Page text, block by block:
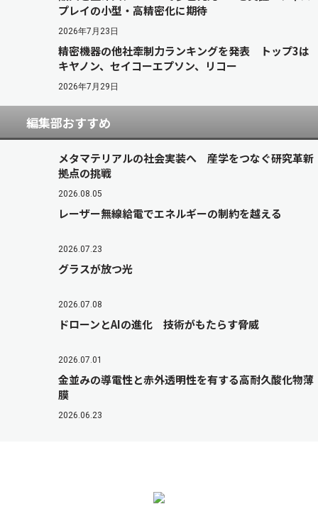
プレイの小型・高精密化に期待
2026年7月23日
精密機器の他社牽制力ランキングを発表 トップ3は
キヤノン、セイコーエプソン、リコー
2026年7月29日
編集部おすすめ
メタマテリアルの社会実装へ 産学をつなぐ研究革新
拠点の挑戦
2026.08.05
レーザー無線給電でエネルギーの制約を越える
2026.07.23
グラスが放つ光
2026.07.08
ドローンとAIの進化 技術がもたらす脅威
2026.07.01
金並みの導電性と赤外透明性を有する高耐久酸化物薄
膜
2026.06.23